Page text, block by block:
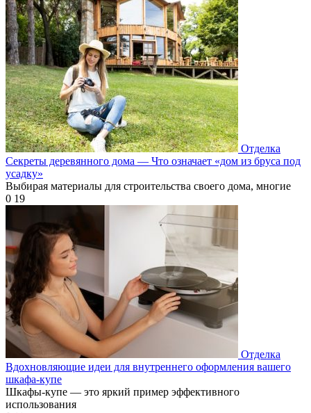
Отделка
Секреты деревянного дома — Что означает «дом из бруса под
усадку»
Выбирая материалы для строительства своего дома, многие
0 19
Отделка
Вдохновляющие идеи для внутреннего оформления вашего
шкафа-купе
Шкафы-купе — это яркий пример эффективного
использования